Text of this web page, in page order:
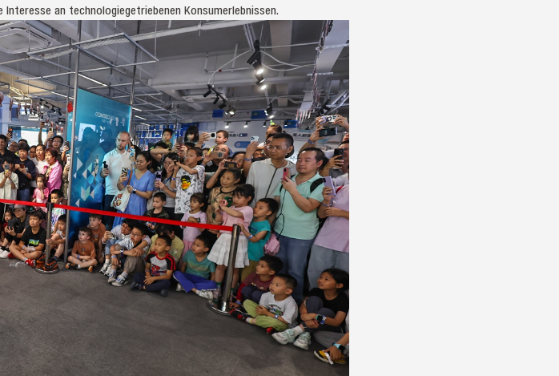
an technologiegetriebenen Konsumerlebnissen.